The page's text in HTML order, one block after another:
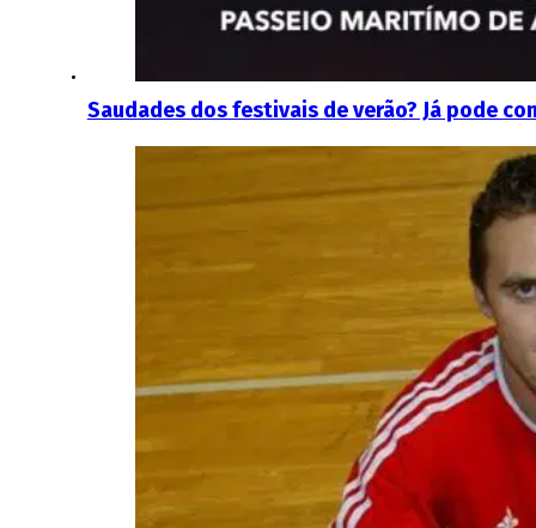
Saudades dos festivais de verão? Já pode